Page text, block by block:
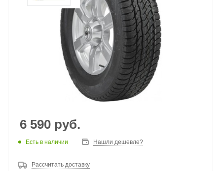
6 590 руб.
Есть в наличии Нашли дешевле?
Рассчитать доставку